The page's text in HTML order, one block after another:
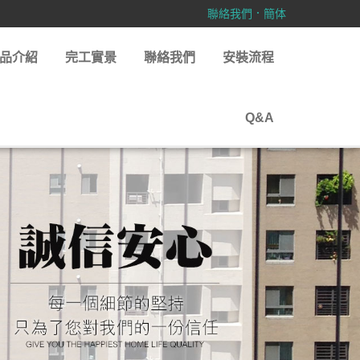
聯絡我們 ． 簡体
介紹 完工實景 聯絡我們 安裝流程
Q&A